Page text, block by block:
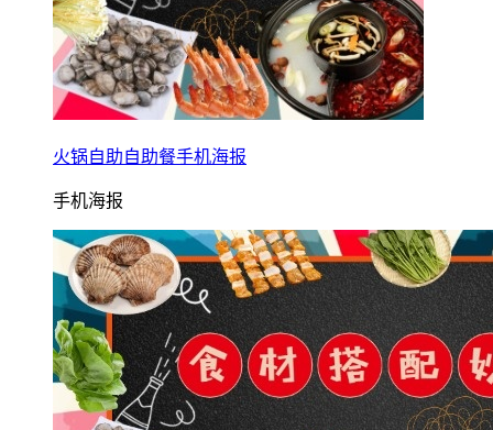
火锅自助自助餐手机海报
手机海报